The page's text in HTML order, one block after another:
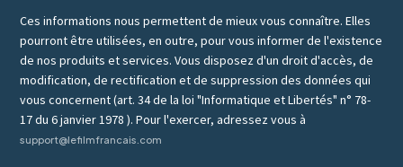
Ces informations nous permettent de mieux vous connaître. Elles
pourront être utilisées, en outre, pour vous informer de l'existence
de nos produits et services. Vous disposez d'un droit d'accès, de
modification, de rectification et de suppression des données qui
vous concernent (art. 34 de la loi "Informatique et Libertés" n° 78-
17 du 6 janvier 1978 ). Pour l'exercer, adressez vous à
support@lefilmfrancais.com